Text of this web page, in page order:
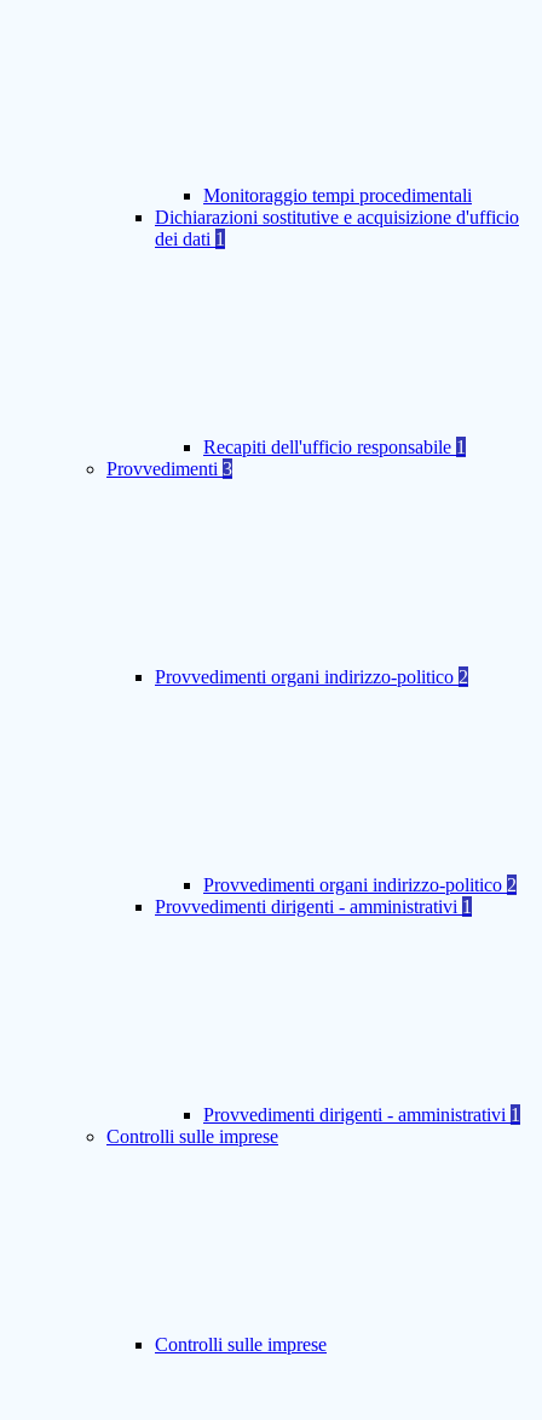
Monitoraggio tempi procedimentali
Dichiarazioni sostitutive e acquisizione d'ufficio
dei dati 1
Recapiti dell'ufficio responsabile 1
Provvedimenti 3
Provvedimenti organi indirizzo-politico 2
Provvedimenti organi indirizzo-politico 2
Provvedimenti dirigenti - amministrativi 1
Provvedimenti dirigenti - amministrativi 1
Controlli sulle imprese
Controlli sulle imprese